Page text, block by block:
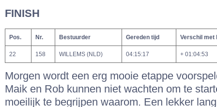
FINISH
Pos. Nr. Bestuurder Gereden tijd Verschil met
22 158 WILLEMS (NLD) 04:15:17 + 01:04:53
Morgen wordt een erg mooie etappe
Maik en Rob kunnen niet wachten om te
moeilijk te begrijpen waarom. Een lekker